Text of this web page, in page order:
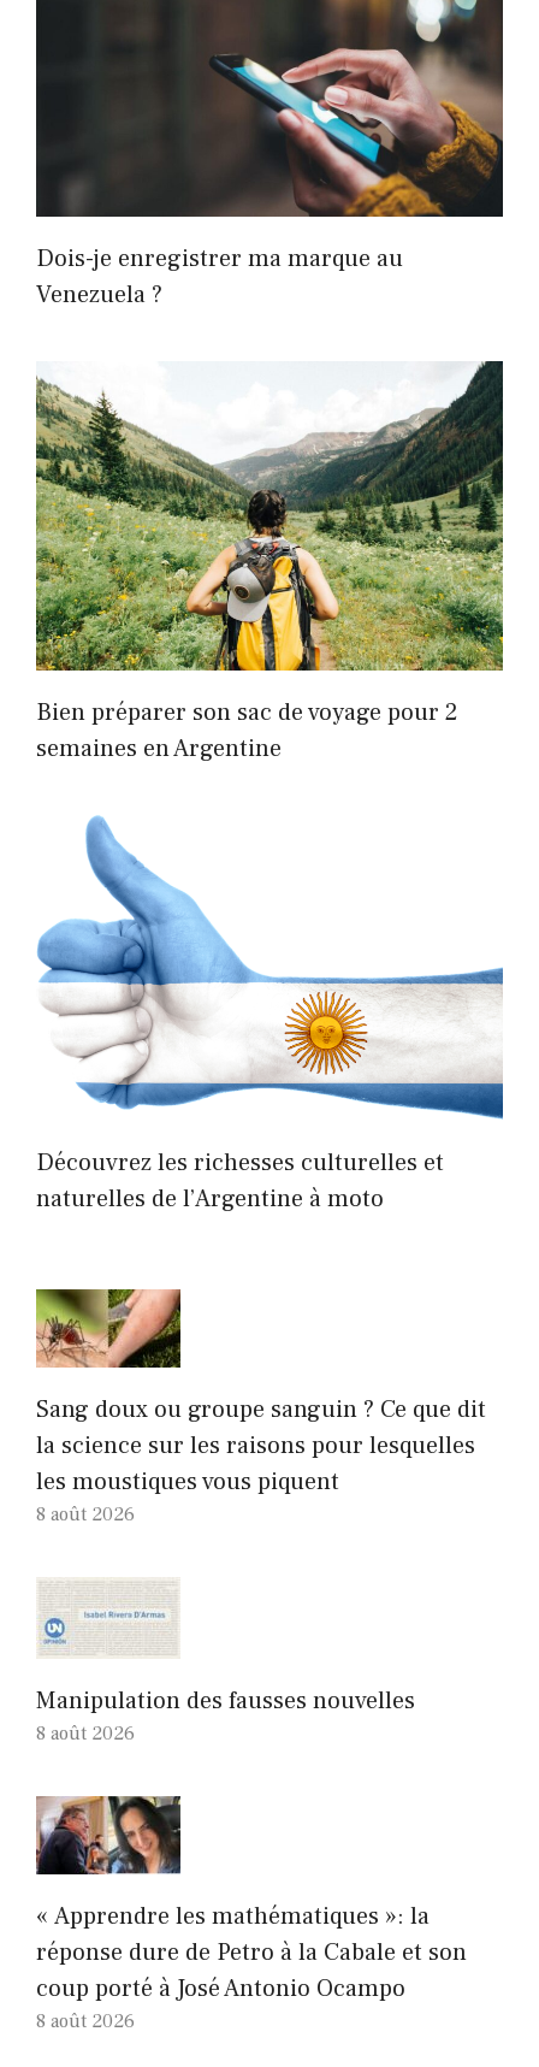
Dois-je enregistrer ma marque au
Venezuela ?
Bien préparer son sac de voyage pour 2
semaines en Argentine
Découvrez les richesses culturelles et
naturelles de l’Argentine à moto
Sang doux ou groupe sanguin ? Ce que dit
la science sur les raisons pour lesquelles
les moustiques vous piquent
8 août 2026
Manipulation des fausses nouvelles
8 août 2026
« Apprendre les mathématiques »: la
réponse dure de Petro à la Cabale et son
coup porté à José Antonio Ocampo
8 août 2026